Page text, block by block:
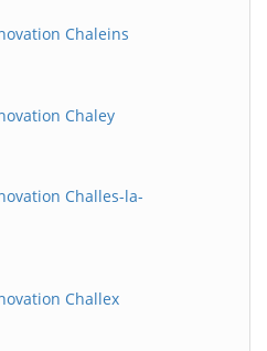
Chaleins
Chaley
Challes-la-
Challex